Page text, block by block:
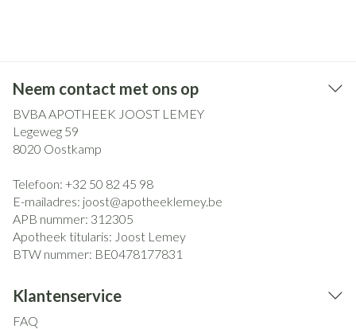
Neem contact met ons op
BVBA APOTHEEK JOOST LEMEY
Legeweg 59
8020 Oostkamp
Telefoon: +32 50 82 45 98
E-mailadres: joost@apotheeklemey.be
APB nummer: 312305
Apotheek titularis: Joost Lemey
BTW nummer: BE0478177831
Klantenservice
FAQ